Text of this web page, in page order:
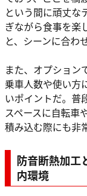
という間に頑丈な
ぎながら食事を楽
と、シーンに合わ
また、オプション
乗車人数や使い方
いポイントだ。普
スペースに自転車
積み込む際にも非
防音断熱加工
内環境